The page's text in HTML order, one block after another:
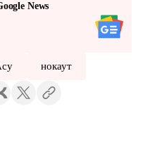
News
нокаут